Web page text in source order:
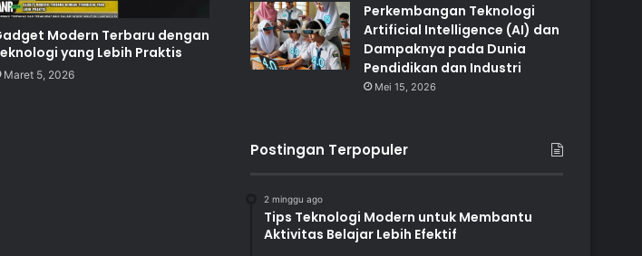
Modern Terbaru dengan
yang Lebih Praktis
Maret 5, 2026
Perkembangan Teknologi
Artificial Intelligence (AI) dan
Dampaknya pada Dunia
Pendidikan dan Industri
Mei 15, 2026
Postingan Terpopuler
2 minggu ago
Tips Teknologi Modern untuk Membantu
Aktivitas Belajar Lebih Efektif